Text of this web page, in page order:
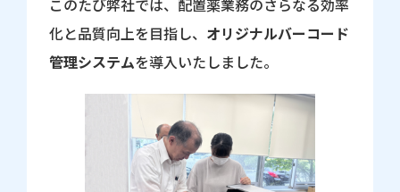
このたび弊社では、配置薬業務のさらなる効率
化と品質向上を目指し、 オリジナルバーコード
管理システムを導入いたしました。